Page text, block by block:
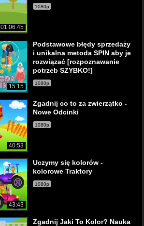
01:06:45
1080p
15:15
Podstawowe błędy sprzedaży
i unikalna metoda SPIN aby je
rozwiązać [rozpoznawanie
potrzeb SZYBKO!]
1080p
40:53
Zgadnij co to za zwierzątko -
Nowe Odcinki
1080p
43:43
Uczymy się kolorów -
kolorowe Traktory
1080p
Zgadnij Jaki To Kolor? Nauka